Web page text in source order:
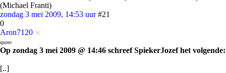
(Michael Franti)
zondag 3 mei 2009, 14:53 uur #21
0
Aron7120
quote:
Op zondag 3 mei 2009 @ 14:46 schreef SpiekerJozef het volgende:
[..]